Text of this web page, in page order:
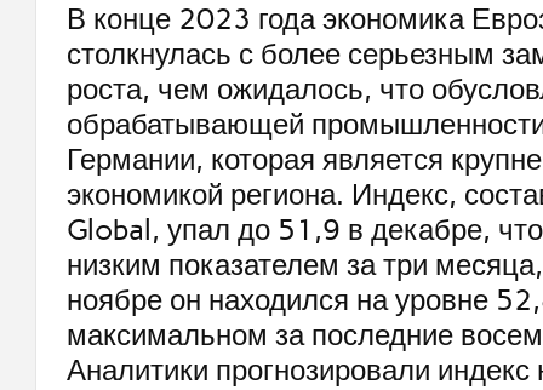
В конце 2023 года экономика
столкнулась с более серьезным
роста, чем ожидалось, что
обрабатывающей
Германии, которая является
экономикой региона. Индекс,
Global, упал до 51,9 в декабре,
низким показателем за три
ноябре он находился на уровне
максимальном за последние
Аналитики прогнозировали